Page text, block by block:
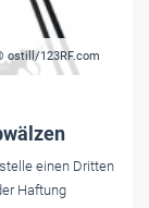
ostill/123RF.com
einen Dritten
Haftung